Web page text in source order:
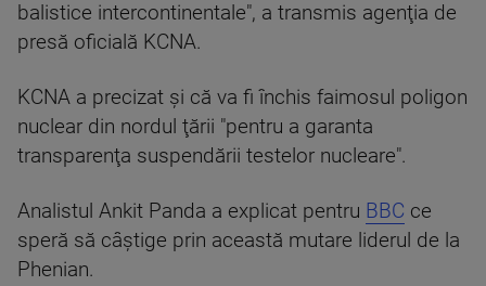
balistice intercontinentale", a transmis agenţia de
presă oficială KCNA.
KCNA a precizat şi că va fi închis faimosul poligon
nuclear din nordul ţării "pentru a garanta
transparenţa suspendării testelor nucleare".
Analistul Ankit Panda a explicat pentru BBC ce
speră să câștige prin această mutare liderul de la
Phenian.